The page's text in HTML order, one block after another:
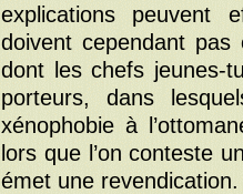
explications peuvent
doivent cependant pas
dont les chefs jeunes-
porteurs, dans
xénophobie à
lors que l’on conteste
émet une revendication.